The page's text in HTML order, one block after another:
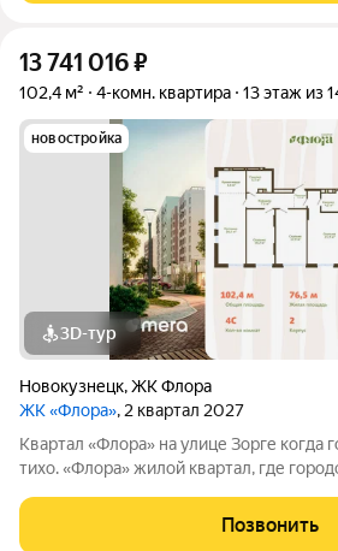
13 741 016₽
102,4 м² 4-комн. квартира 13 этаж из
новостройка
3D-тур
Новокузнецк,ЖК Флора
ЖК «Флора», 2 квартал 2027
Квартал «Флора» на улице Зорге когда город рядом, а дома
тихо. «Флора» жилой квартал, где городская инфраструктура
необходимое для повседневной жизни
внутреннее пространство
Позвонить